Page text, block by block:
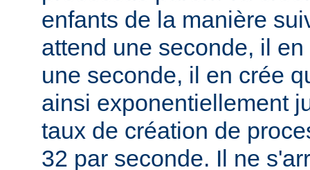
enfants de la manière
attend une seconde, il
une seconde, il en crée
ainsi exponentiellement
taux de création de
32 par seconde. Il ne